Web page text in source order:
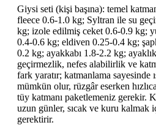
Giysi seti (kişi başına): temel
fleece 0.6-1.0 kg; Syltran ile su
kg; izole edilmiş ceket 0.6-0.9 kg;
0.4-0.6 kg; eldiven 0.25-0.4 kg;
0.2 kg; ayakkabı 1.8-2.2 kg;
geçirmezlik, nefes alabilirlik ve
fark yaratır; katmanlama sayesinde
mümkün olur, rüzgâr eserken
tüy katmanı paketlemeniz gerekir.
uzun günler, sıcak ve kuru kalmak
gerektirir.